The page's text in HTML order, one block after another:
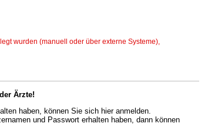
wurden (manuell oder über externe Systeme),
Ärzte!
haben, können Sie sich hier anmelden.
und Passwort erhalten haben, dann können